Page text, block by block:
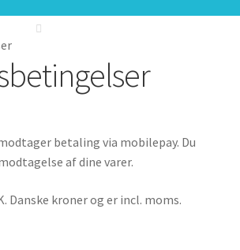
betaling via mobilepay. Du
af dine varer.
Danske kroner og er incl. moms.